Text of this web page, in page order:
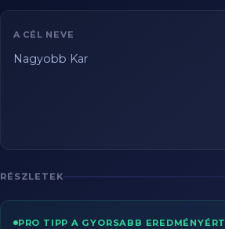
A CÉL NEVE
Nagyobb Kar
RÉSZLETEK
PRO TIPP A GYORSABB EREDMÉNYÉRT